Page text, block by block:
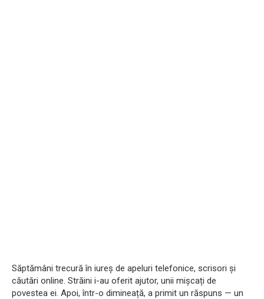
Săptămâni trecură în iureș de apeluri telefonice, scrisori și
căutări online. Străini i-au oferit ajutor, unii mișcați de
povestea ei. Apoi, într-o dimineață, a primit un răspuns — un